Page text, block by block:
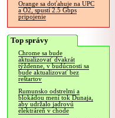
Orange sa doťahuje na UPC
a O2, spustí 2.5 Gbps
pripojenie
Top správy
Chrome sa bude
aktualizovať dvakrát
týždenne, v budúcnosti sa
bude aktualizovať bez
reštartov
Rumunsko odstrelmi a
blokádou mení tok Dunaja,
aby udržalo jadrovú
elektráreň v chode